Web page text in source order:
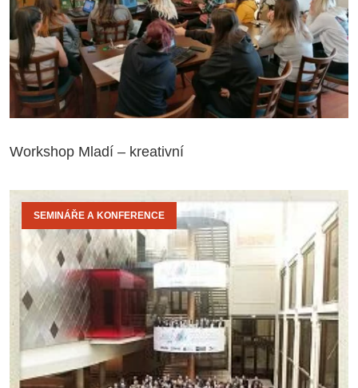
Workshop Mladí – kreativní
SEMINÁŘE A KONFERENCE